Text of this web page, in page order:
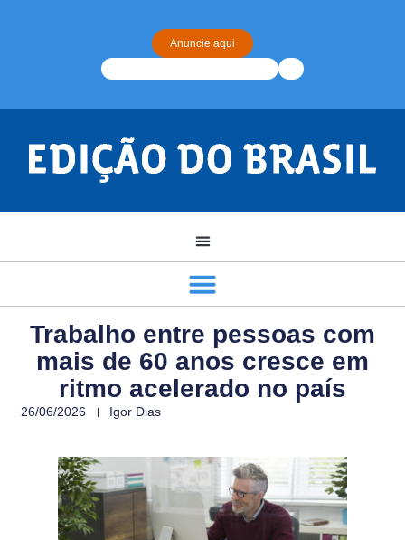
Anuncie aqui
Trabalho entre pessoas com
mais de 60 anos cresce em
ritmo acelerado no país
26/06/2026 Igor Dias